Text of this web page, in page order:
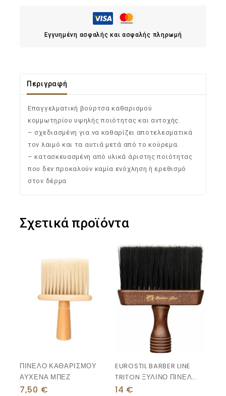
Εγγυημένη ασφαλής και ασφαλής πληρωμή
Περιγραφή
Επαγγελματική βούρτσα καθαρισμού
κομμωτηρίου υψηλής ποιότητας και αντοχής.
– σχεδιασμένη για να καθαρίζει αποτελεσματικά
τον λαιμό και τα αυτιά μετά από το κούρεμα.
– κατασκευασμένη από υλικά άριστης ποιότητας
που δεν προκαλούν καμία ενόχληση ή ερεθισμό
στον δέρμα
Σχετικά προϊόντα
ΠΙΝΕΛΟ ΚΑΘΑΡΙΣΜΟΥ
ΑΥΧΕΝΑ ΜΠΕΖ
7,50 €
EUROSTIL BARBER LINE
TRITON ΞΥΛΙΝΟ ΠΙΝΕΛΟ
ΚΑΘΑΡΙΣΜΟΥ ΑΥΧΕΝΑ
14 €